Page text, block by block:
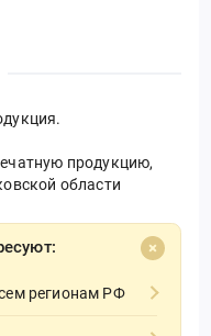
продукцию,
области
регионам РФ